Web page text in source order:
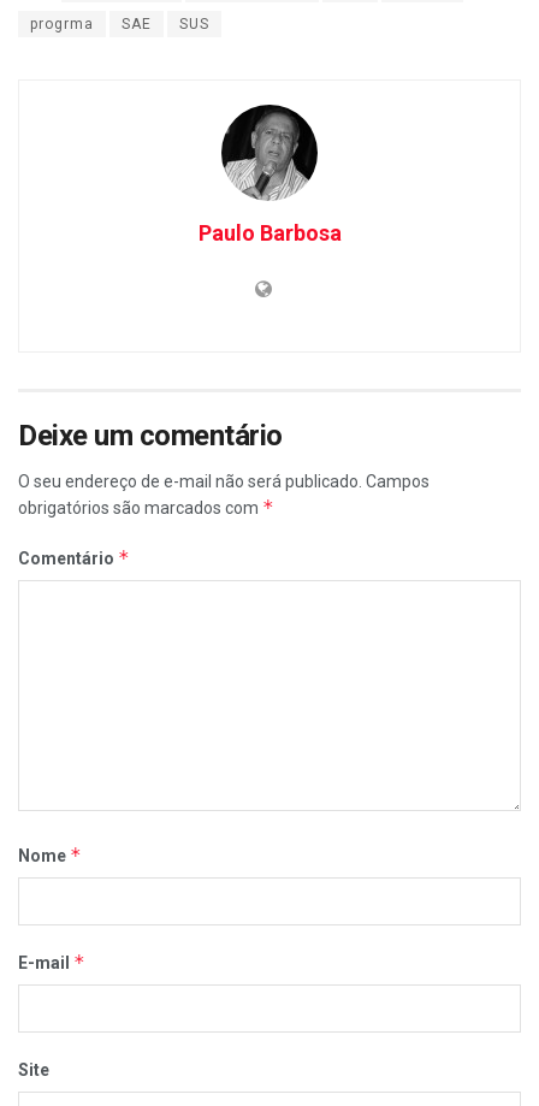
progrma SAE SUS
Paulo Barbosa
Deixe um comentário
O seu endereço de e-mail não será publicado. Campos
obrigatórios são marcados com *
Comentário *
Nome *
E-mail *
Site